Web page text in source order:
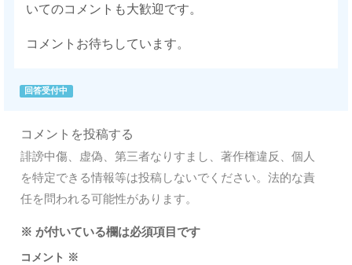
いてのコメントも大歓迎です。
コメントお待ちしています。
回答受付中
コメントを投稿する
誹謗中傷、虚偽、第三者なりすまし、著作権違反、個人
を特定できる情報等は投稿しないでください。法的な責
任を問われる可能性があります。
※ が付いている欄は必須項目です
コメント ※